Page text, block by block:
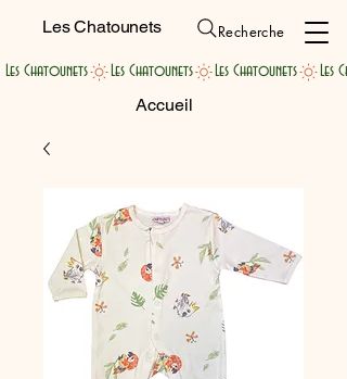
Recherche
Les Chatounets
Accueil
Les Chatounets